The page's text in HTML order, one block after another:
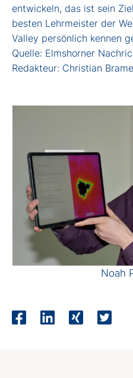
entwickeln, das ist sein
besten Lehrmeister der
Valley persönlich kennen
Quelle: Elmshorner
Redakteur: Christian
Noah